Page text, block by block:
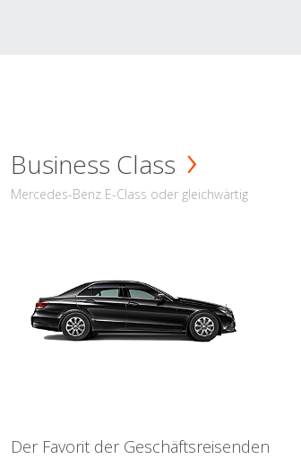
Business Class
Mercedes-Benz E-Class oder gleichwärtig
Der Favorit der Geschäftsreisenden